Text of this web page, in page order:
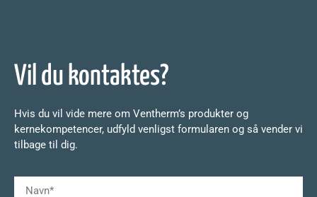
Vil du kontaktes?
Hvis du vil vide mere om Ventherm’s produkter og
kernekompetencer, udfyld venligst formularen og så vender vi
tilbage til dig.